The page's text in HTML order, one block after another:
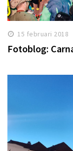
15 februari 2018
Fotoblog: